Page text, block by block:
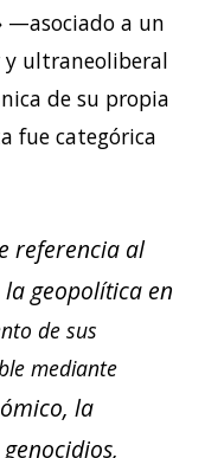
—asociado a un
y ultraneoliberal
de su propia
fue categórica
referencia al
geopolítica en
de sus
mediante
la